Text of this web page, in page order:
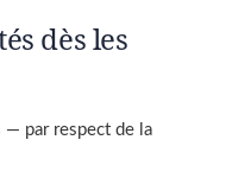
dès les
— par respect de la